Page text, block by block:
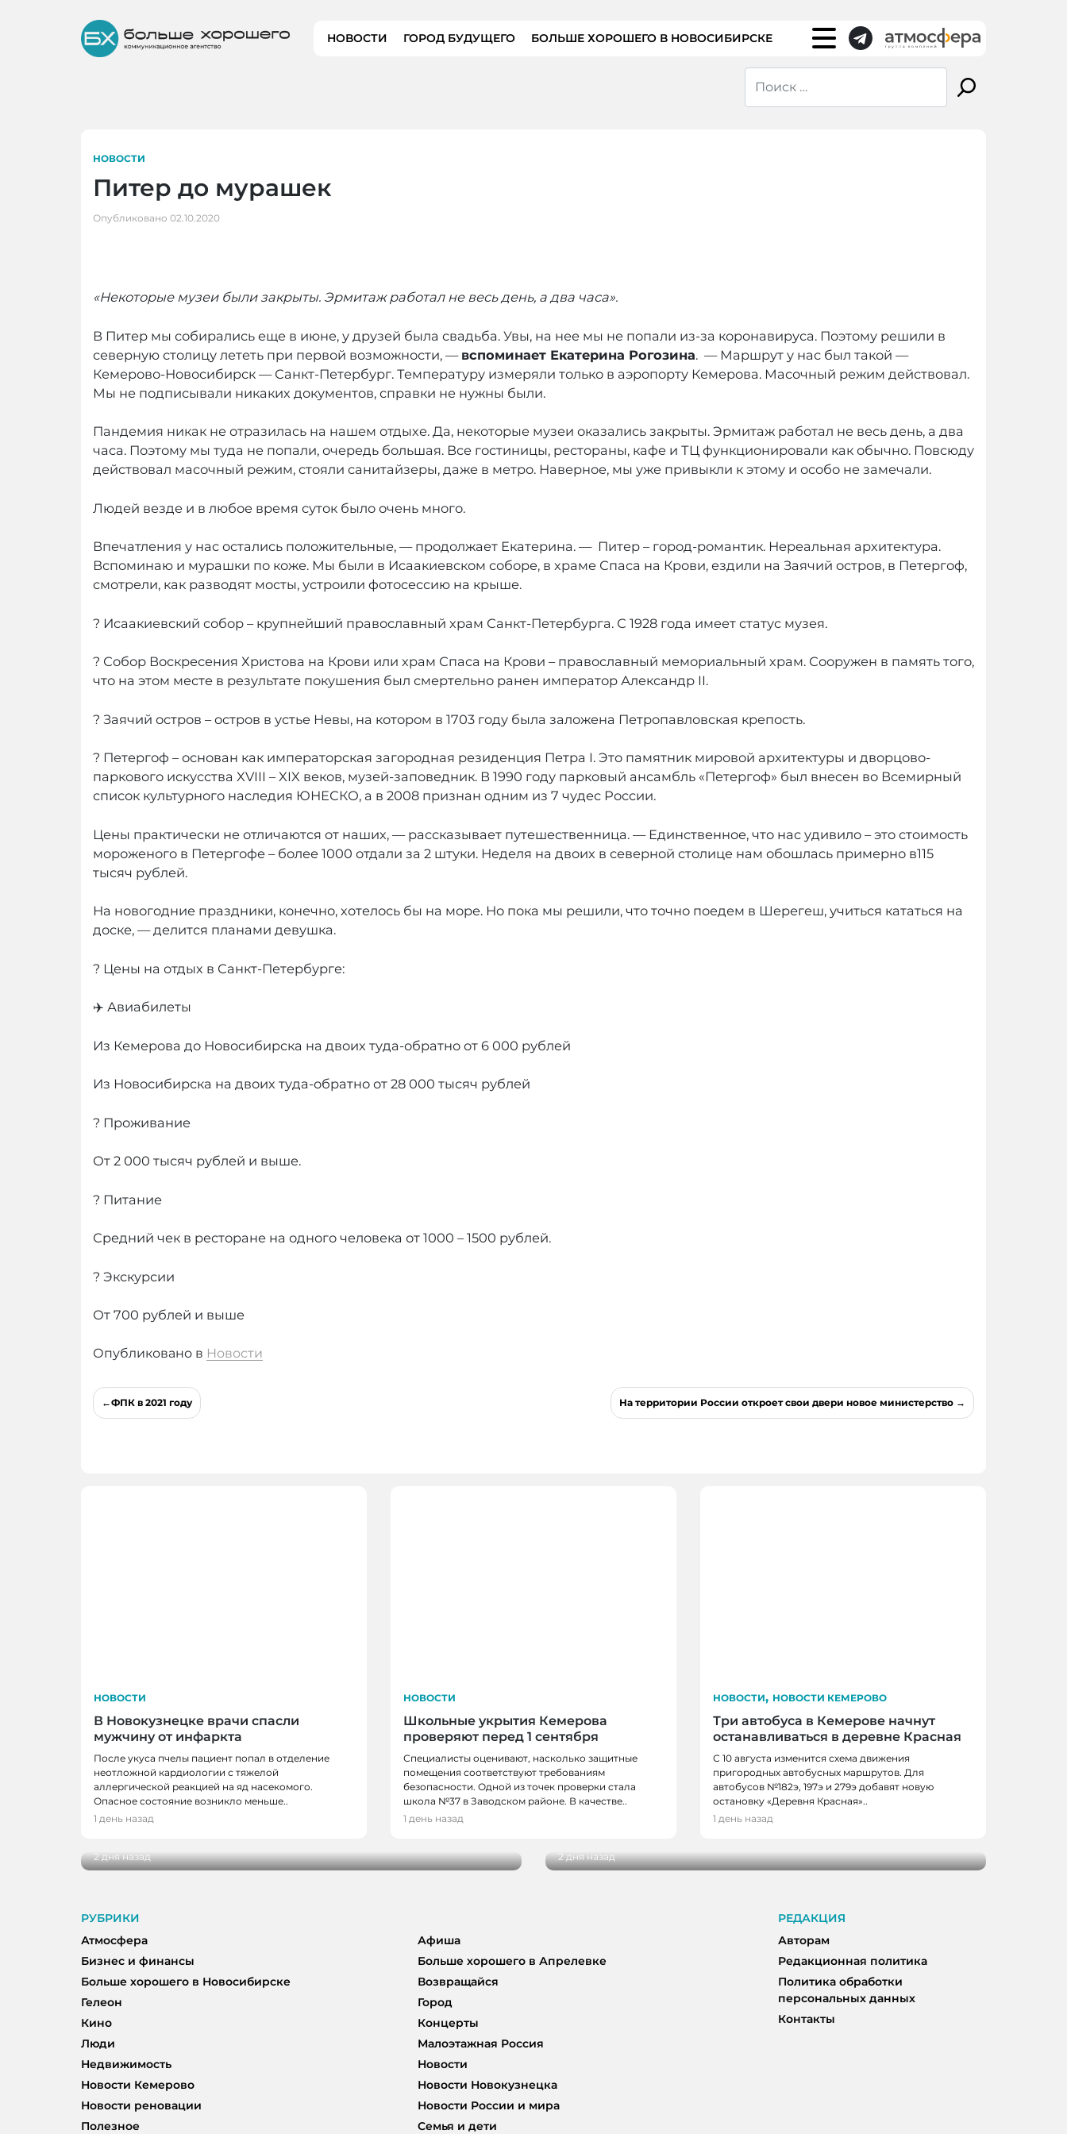
НОВОСТИ ГОРОД БУДУЩЕГО БОЛЬШЕ ХОРОШЕГО В НОВОСИБИРСКЕ
НОВОСТИ
Питер до мурашек
Опубликовано 02.10.2020
«Некоторые музеи были закрыты. Эрмитаж работал не весь день, а два часа».
В Питер мы собирались еще в июне, у друзей была свадьба. Увы, на нее мы не попали из-за коронавируса. Поэтому решили в
северную столицу лететь при первой возможности, — вспоминает Екатерина Рогозина. — Маршрут у нас был такой —
Кемерово-Новосибирск — Санкт-Петербург. Температуру измеряли только в аэропорту Кемерова. Масочный режим действовал.
Мы не подписывали никаких документов, справки не нужны были.
Пандемия никак не отразилась на нашем отдыхе. Да, некоторые музеи оказались закрыты. Эрмитаж работал не весь день, а два
часа. Поэтому мы туда не попали, очередь большая. Все гостиницы, рестораны, кафе и ТЦ функционировали как обычно. Повсюду
действовал масочный режим, стояли санитайзеры, даже в метро. Наверное, мы уже привыкли к этому и особо не замечали.
Людей везде и в любое время суток было очень много.
Впечатления у нас остались положительные, — продолжает Екатерина. — Питер – город-романтик. Нереальная архитектура.
Вспоминаю и мурашки по коже. Мы были в Исаакиевском соборе, в храме Спаса на Крови, ездили на Заячий остров, в Петергоф,
смотрели, как разводят мосты, устроили фотосессию на крыше.
? Исаакиевский собор – крупнейший православный храм Санкт-Петербурга. С 1928 года имеет статус музея.
? Собор Воскресения Христова на Крови или храм Спаса на Крови – православный мемориальный храм. Сооружен в память того,
что на этом месте в результате покушения был смертельно ранен император Александр II.
? Заячий остров – остров в устье Невы, на котором в 1703 году была заложена Петропавловская крепость.
? Петергоф – основан как императорская загородная резиденция Петра I. Это памятник мировой архитектуры и дворцово-
паркового искусства XVIII – XIX веков, музей-заповедник. В 1990 году парковый ансамбль «Петергоф» был внесен во Всемирный
список культурного наследия ЮНЕСКО, а в 2008 признан одним из 7 чудес России.
Цены практически не отличаются от наших, — рассказывает путешественница. — Единственное, что нас удивило – это стоимость
мороженого в Петергофе – более 1000 отдали за 2 штуки. Неделя на двоих в северной столице нам обошлась примерно в115
тысяч рублей.
На новогодние праздники, конечно, хотелось бы на море. Но пока мы решили, что точно поедем в Шерегеш, учиться кататься на
доске, — делится планами девушка.
? Цены на отдых в Санкт-Петербурге:
✈️ Авиабилеты
Из Кемерова до Новосибирска на двоих туда-обратно от 6 000 рублей
Из Новосибирска на двоих туда-обратно от 28 000 тысяч рублей
? Проживание
От 2 000 тысяч рублей и выше.
? Питание
Средний чек в ресторане на одного человека от 1000 – 1500 рублей.
? Экскурсии
От 700 рублей и выше
Опубликовано в Новости
Навигация
по
ФПК в 2021 году На территории России откроет свои двери новое министерство
НОВОСТИ
В Новокузнецке врачи спасли
мужчину от инфаркта
После укуса пчелы пациент попал в отделение
неотложной кардиологии с тяжелой
аллергической реакцией на яд насекомого.
Опасное состояние возникло меньше..
1 день назад
НОВОСТИ
Школьные укрытия Кемерова
проверяют перед 1 сентября
Специалисты оценивают, насколько защитные
помещения соответствуют требованиям
безопасности. Одной из точек проверки стала
школа №37 в Заводском районе. В качестве..
1 день назад
НОВОСТИ, НОВОСТИ КЕМЕРОВО
Три автобуса в Кемерове начнут
останавливаться в деревне Красная
С 10 августа изменится схема движения
пригородных автобусных маршрутов. Для
автобусов №182э, 197э и 279э добавят новую
остановку «Деревня Красная»..
1 день назад
НОВОСТИ
В Кузбассе наградили лучших тренеров, спортсменов и
2 дня назад
НОВОСТИ, НОВОСТИ КЕМЕРОВО
В Кемерове более 280 школьников получили помощь перед
2 дня назад
РУБРИКИ
Атмосфера
Афиша
Бизнес и финансы
Больше хорошего в Апрелевке
Больше хорошего в Новосибирске
Возвращайся
Гелеон
Город
Кино
Концерты
Люди
Малоэтажная Россия
Недвижимость
Новости
Новости Кемерово
Новости Новокузнецка
Новости реновации
Новости России и мира
Полезное
Семья и дети
РЕДАКЦИЯ
Авторам
Редакционная политика
Политика обработки
персональных данных
Контакты